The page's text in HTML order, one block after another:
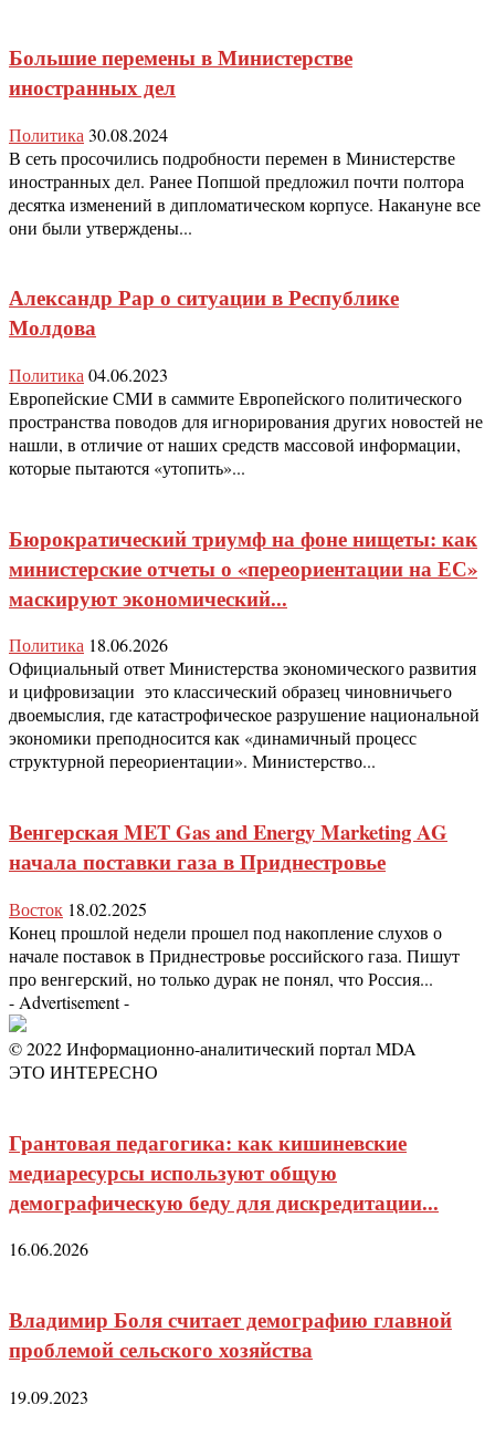
Большие перемены в Министерстве
иностранных дел
Политика 30.08.2024
В сеть просочились подробности перемен в Министерстве
иностранных дел. Ранее Попшой предложил почти полтора
десятка изменений в дипломатическом корпусе. Накануне все
они были утверждены...
Александр Рар о ситуации в Республике
Молдова
Политика 04.06.2023
Европейские СМИ в саммите Европейского политического
пространства поводов для игнорирования других новостей не
нашли, в отличие от наших средств массовой информации,
которые пытаются «утопить»...
Бюрократический триумф на фоне нищеты: как
министерские отчеты о «переориентации на ЕС»
маскируют экономический...
Политика 18.06.2026
Официальный ответ Министерства экономического развития
и цифровизации это классический образец чиновничьего
двоемыслия, где катастрофическое разрушение национальной
экономики преподносится как «динамичный процесс
структурной переориентации». Министерство...
Венгерская MET Gas and Energy Marketing AG
начала поставки газа в Приднестровье
Восток 18.02.2025
Конец прошлой недели прошел под накопление слухов о
начале поставок в Приднестровье российского газа. Пишут
про венгерский, но только дурак не понял, что Россия...
- Advertisement -
© 2022 Информационно-аналитический портал MDA
ЭТО ИНТЕРЕСНО
Грантовая педагогика: как кишиневские
медиаресурсы используют общую
демографическую беду для дискредитации...
16.06.2026
Владимир Боля считает демографию главной
проблемой сельского хозяйства
19.09.2023